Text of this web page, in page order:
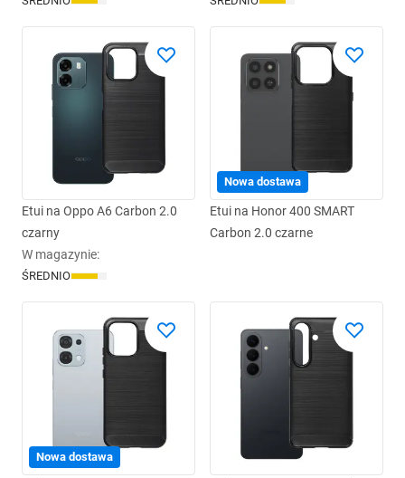
Etui na Oppo A6 Carbon 2.0
czarny
W magazynie:
ŚREDNIO
Nowa dostawa
Etui na Honor 400 SMART
Carbon 2.0 czarne
Nowa dostawa